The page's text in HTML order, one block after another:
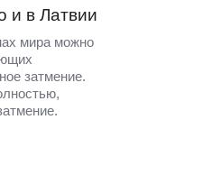
и в Латвии
мира можно
затмение.